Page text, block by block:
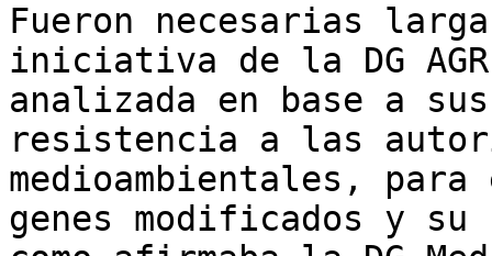
Fueron necesarias
iniciativa de la DG
analizada en base a
resistencia a las
medioambientales,
genes modificados y